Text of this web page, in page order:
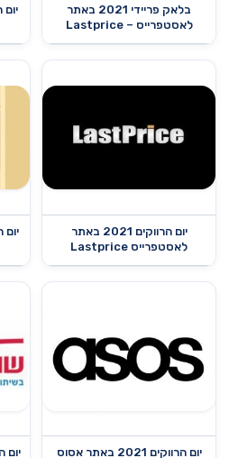
בלאק פריידי 2021 באתר
לאסטפרייס – Lastprice
יום הרווקים 2021 באתר
לאסטפרייס Lastprice
יום הרווקים 2021 באתר אסוס יום